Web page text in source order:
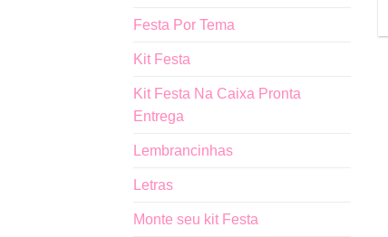
Festa Por Tema
Kit Festa
Kit Festa Na Caixa Pronta
Entrega
Lembrancinhas
Letras
Monte seu kit Festa